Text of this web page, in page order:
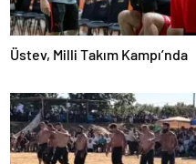
Üstev, Milli Takım Kampı’nda